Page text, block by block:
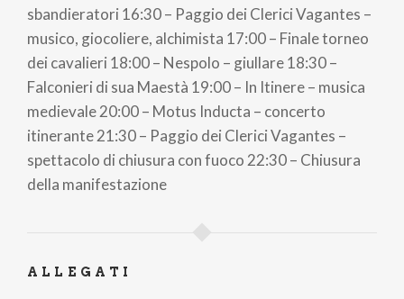
sbandieratori 16:30 – Paggio dei Clerici Vagantes –
musico, giocoliere, alchimista 17:00 – Finale torneo
dei cavalieri 18:00 – Nespolo – giullare 18:30 –
Falconieri di sua Maestà 19:00 – In Itinere – musica
medievale 20:00 – Motus Inducta – concerto
itinerante 21:30 – Paggio dei Clerici Vagantes –
spettacolo di chiusura con fuoco 22:30 – Chiusura
della manifestazione
ALLEGATI